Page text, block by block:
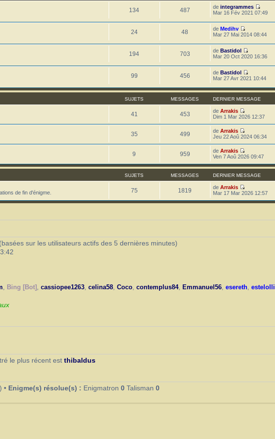
134 487 deintegrammes
Mar 16 Fév 2021 07:49
24 48 de Medihv
Mar 27 Mai 2014 08:44
194 703 de Bastidol
Mar 20 Oct 2020 16:36
99 456 de Bastidol
Mar 27 Avr 2021 10:44
SUJETS MESSAGES DERNIER MESSAGE
41 453 deArrakis
Dim 1 Mar 2026 12:37
35 499 deArrakis
Jeu 22 Aoû 2024 06:34
9 959 deArrakis
Ven 7 Aoû 2026 09:47
SUJETS MESSAGES DERNIER MESSAGE
de fin d'énigme. 75 1819 deArrakis
Mar 17 Mar 2026 12:57
sur les utilisateurs actifs des 5 dernières minutes)
, Bing [Bot] , cassiopee1263, celina58, Coco, contemplus84, Emmanuel56, esereth, estelolli
le plus récent est thibaldus
• Enigme(s) résolue(s) : Enigmatron 0 Talisman 0